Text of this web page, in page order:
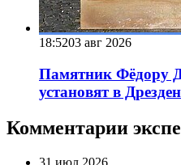
18:5203 авг 2026
Памятник Фёдору
установят в
Комментарии
31 июл 2026